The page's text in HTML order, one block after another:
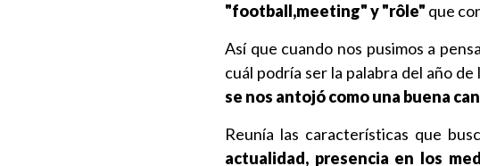
"football,meeting" y "rôle" que
Así que cuando nos pusimos a
cuál podría ser la palabra del año
se nos antojó como una buena
Reunía las características que
actualidad, presencia en los